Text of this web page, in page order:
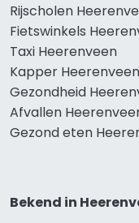
Rijscholen
Fietswinkels
Taxi Heerenveen
Kapper Heerenveen
Gezondheid
Afvallen
Gezond eten
Bekend in